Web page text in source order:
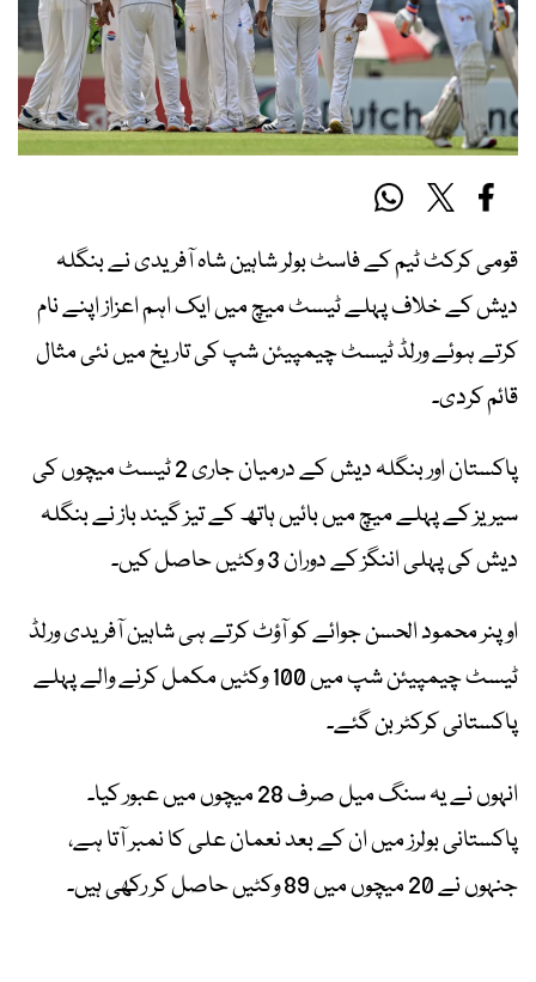
قومی کرکٹ ٹیم کے فاسٹ بولر شاہین شاہ آفریدی نے بنگلہ
دیش کے خلاف پہلے ٹیسٹ میچ میں ایک اہم اعزاز اپنے نام
کرتے ہوئے ورلڈ ٹیسٹ چیمپیئن شپ کی تاریخ میں نئی مثال
قائم کردی۔
پاکستان اور بنگلہ دیش کے درمیان جاری 2 ٹیسٹ میچوں کی
سیریز کے پہلے میچ میں بائیں ہاتھ کے تیز گیند باز نے بنگلہ
دیش کی پہلی اننگز کے دوران 3 وکٹیں حاصل کیں۔
اوپنر محمود الحسن جوائے کو آؤٹ کرتے ہی شاہین آفریدی ورلڈ
ٹیسٹ چیمپیئن شپ میں 100 وکٹیں مکمل کرنے والے پہلے
پاکستانی کرکٹر بن گئے۔
انہوں نے یہ سنگ میل صرف 28 میچوں میں عبور کیا۔
پاکستانی بولرز میں ان کے بعد نعمان علی کا نمبر آتا ہے،
جنہوں نے 20 میچوں میں 89 وکٹیں حاصل کر رکھی ہیں۔